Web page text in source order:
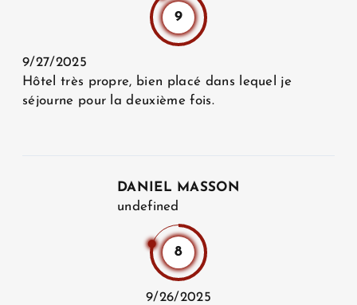
ACTUALITÉS
AVIS CLIENTS
9
9/27/2025
Hôtel très propre, bien placé dans lequel je
séjourne pour la deuxième fois.
DANIEL MASSON
undefined
8
9/26/2025